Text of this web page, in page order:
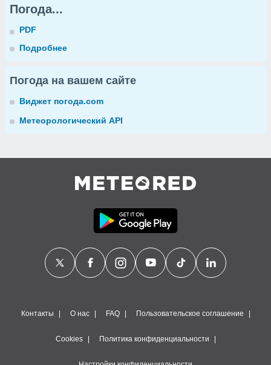
Погода...
PDF
Подробнее
Погода на вашем сайте
Виджет погода.com
Метеорологический API
Контакты О нас FAQ Пользовательское соглашение
Cookies Политика конфиденциальности